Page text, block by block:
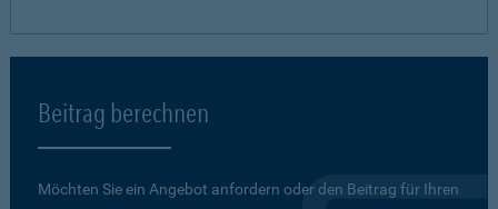
Beitrag berechnen
Möchten Sie ein Angebot anfordern oder den Beitrag für Ihren